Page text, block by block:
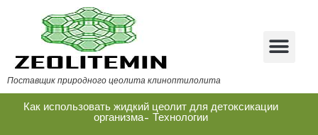
Поставщик природного цеолита клиноптилолита
Как использовать жидкий цеолит для детоксикации
организма- Технологии